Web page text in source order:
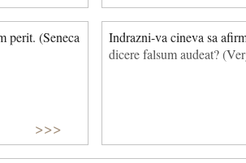
perit. (Seneca
>>>
Indrazni-va cineva sa
dicere falsum audeat?